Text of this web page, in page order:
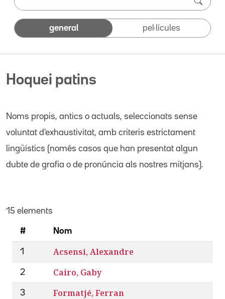
general pel·lícules
Hoquei patins
Noms propis, antics o actuals, seleccionats sense
voluntat d'exhaustivitat, amb criteris estrictament
lingüístics (només casos que han presentat algun
dubte de grafia o de pronúncia als nostres mitjans).
15 elements
# Nom
1 Acsensi, Alexandre
2 Cairo, Gaby
3 Formatjé, Ferran